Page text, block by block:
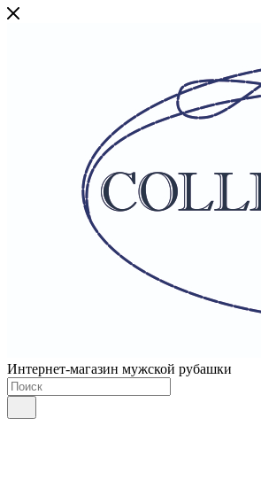
Интернет-магазин мужской рубашки